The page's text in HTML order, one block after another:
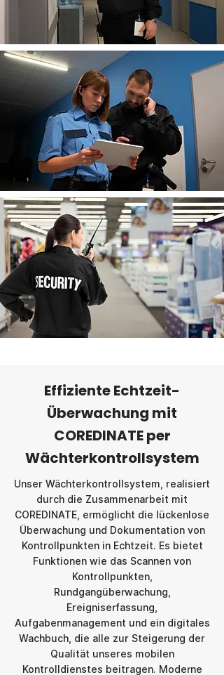
Effiziente Echtzeit-
Überwachung mit
COREDINATE per
Wächterkontrollsystem
Unser Wächterkontrollsystem, realisiert
durch die Zusammenarbeit mit
COREDINATE , ermöglicht die lückenlose
Überwachung und Dokumentation von
Kontrollpunkten in Echtzeit. Es bietet
Funktionen wie das Scannen von
Kontrollpunkten,
Rundgangüberwachung,
Ereigniserfassung,
Aufgabenmanagement und ein digitales
Wachbuch, die alle zur Steigerung der
Qualität unseres mobilen
Kontrolldienstes beitragen. Moderne